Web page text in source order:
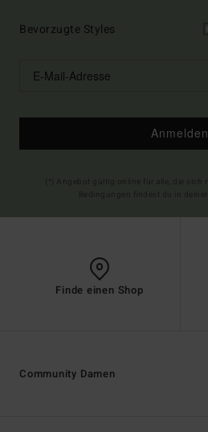
Bevorzugte Styles
Anmelden
Finde einen Shop
Community Damen